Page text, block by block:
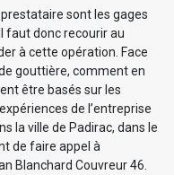
sont les gages
faut donc recourir au
à cette opération. Face
gouttière, comment en
être basés sur les
de l’entreprise
la ville de Padirac, dans le
de faire appel à
Blanchard Couvreur 46.